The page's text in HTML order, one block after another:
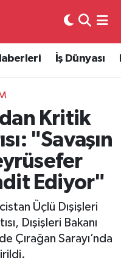
İş Dünyası
Kritik
"Savaşın
Ediyor"
Üçlü Dışişleri
Dışişleri Bakanı
Çırağan Sarayı’nda
Fikstür